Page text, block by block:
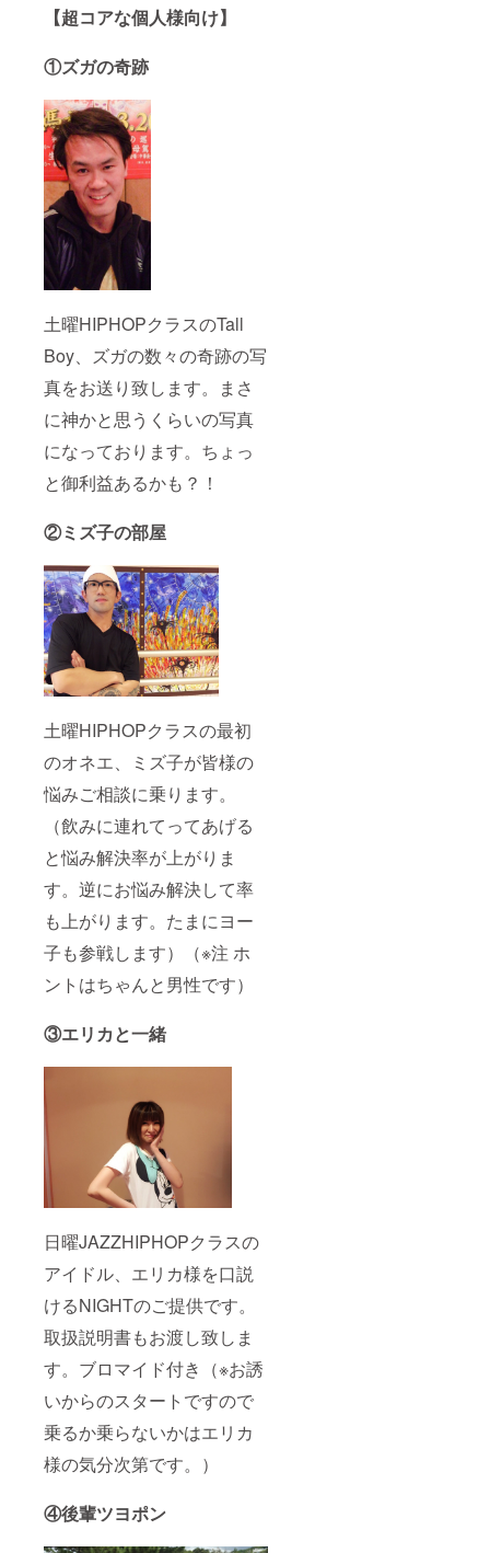
【超コアな個人様向け】
①ズガの奇跡
土曜HIPHOPクラスのTall
Boy、ズガの数々の奇跡の写
真をお送り致します。まさ
に神かと思うくらいの写真
になっております。ちょっ
と御利益あるかも？！
②ミズ子の部屋
土曜HIPHOPクラスの最初
のオネエ、ミズ子が皆様の
悩みご相談に乗ります。
（飲みに連れてってあげる
と悩み解決率が上がりま
す。逆にお悩み解決して率
も上がります。たまにヨー
子も参戦します）（※注 ホ
ントはちゃんと男性です）
③エリカと一緒
日曜JAZZHIPHOPクラスの
アイドル、エリカ様を口説
けるNIGHTのご提供です。
取扱説明書もお渡し致しま
す。ブロマイド付き（※お誘
いからのスタートですので
乗るか乗らないかはエリカ
様の気分次第です。）
④後輩ツヨポン